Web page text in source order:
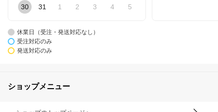
30 31 1 2 3 4 5
休業日（受注・発送対応なし）
受注対応のみ
発送対応のみ
ショップメニュー